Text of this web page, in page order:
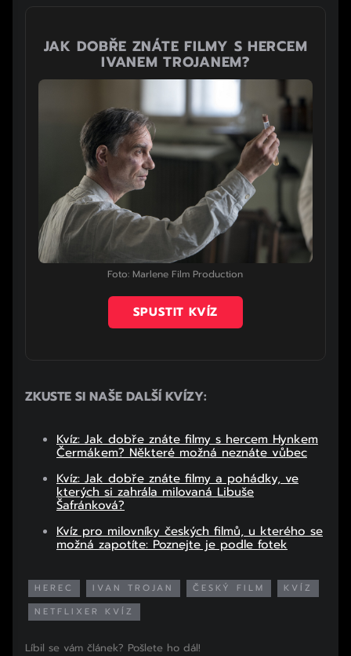
JAK DOBŘE ZNÁTE FILMY S HERCEM
IVANEM TROJANEM?
Foto: Marlene Film Production
SPUSTIT KVÍZ
ZKUSTE SI NAŠE DALŠÍ KVÍZY:
Kvíz: Jak dobře znáte filmy s hercem Hynkem
Čermákem? Některé možná neznáte vůbec
Kvíz: Jak dobře znáte filmy a pohádky, ve
kterých si zahrála milovaná Libuše
Šafránková?
Kvíz pro milovníky českých filmů, u kterého se
možná zapotíte: Poznejte je podle fotek
HEREC IVAN TROJAN ČESKÝ FILM
KVÍZ
NETFLIXER KVÍZ
Líbil se vám článek? Pošlete ho dál!